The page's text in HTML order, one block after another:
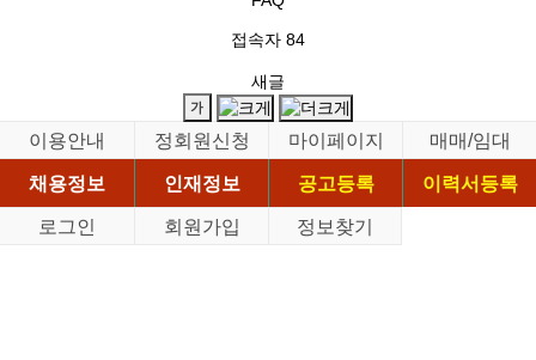
접속자 84
새글
이용안내 정회원신청 마이페이지
매매/임대
채용정보
인재정보 공고등록
이력서등록
로그인
회원가입 정보찾기